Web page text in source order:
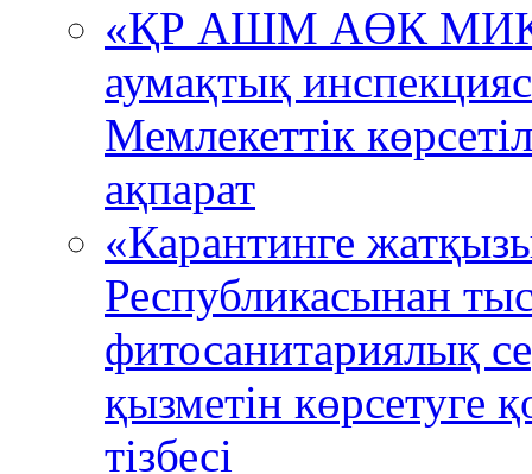
«ҚР АШМ АӨК МИК
аумақтық
Мемлекеттік
ақпарат
«Карантинге
Республикасынан
фитосанитариялық
қызметін көрсетуге
тізбесі